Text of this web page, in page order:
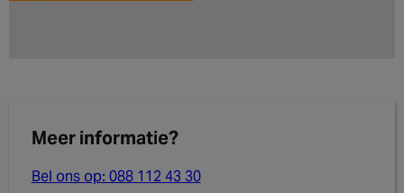
Meer informatie?
Bel ons op: 088 112 43 30